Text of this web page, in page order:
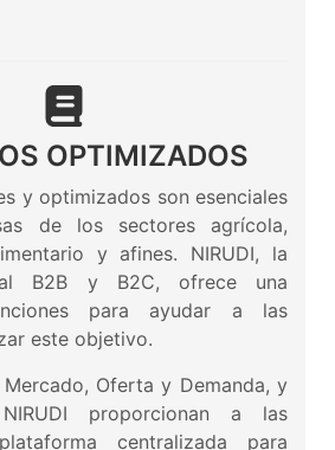
OPTIMIZADOS
y optimizados son esenciales
de los sectores agrícola,
y afines. NIRUDI, la
B2B y B2C, ofrece una
para ayudar a las
este objetivo.
Oferta y Demanda, y
proporcionan a las
centralizada para